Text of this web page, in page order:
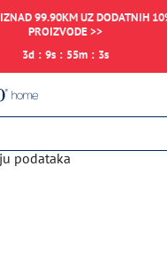
99.90KM UZ DODATNIH
PROIZVODE >>
3d : 9s : 55m : 3s
podataka